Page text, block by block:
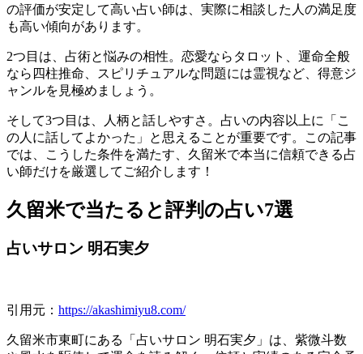
の評価が安定して高い占い師は、実際に相談した人の満足度
も高い傾向があります。
2つ目は、占術と悩みの相性。恋愛ならタロット、運命全般
なら四柱推命、スピリチュアルな問題には霊視など、得意ジ
ャンルを見極めましょう。
そして3つ目は、人柄と話しやすさ。占いの内容以上に「こ
の人に話してよかった」と思えることが重要です。この記事
では、こうした条件を満たす、久留米で本当に信頼できる占
い師だけを厳選してご紹介します！
久留米で当たると評判の占い7選
占いサロン 明石実夕
引用元： https://akashimiyu8.com/
久留米市東町にある「占いサロン 明石実夕」は、紫微斗数